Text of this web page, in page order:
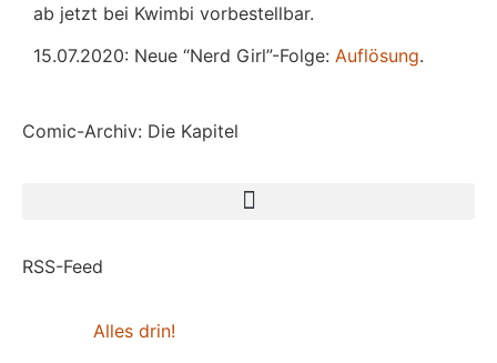
ab jetzt bei Kwimbi vorbestellbar.
15.07.2020: Neue “Nerd Girl”-Folge: Auflösung.
Comic-Archiv: Die Kapitel
RSS-Feed
Alles drin!